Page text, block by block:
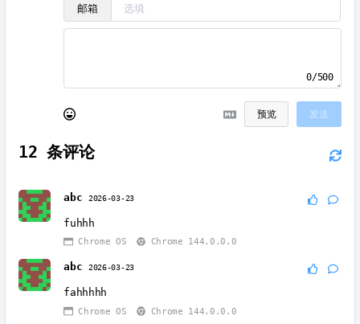
邮箱
0/500
预览 发送
12 条评论
abc 2026-03-23
fuhhh
Chrome OS Chrome 144.0.0.0
abc 2026-03-23
fahhhhh
Chrome OS Chrome 144.0.0.0